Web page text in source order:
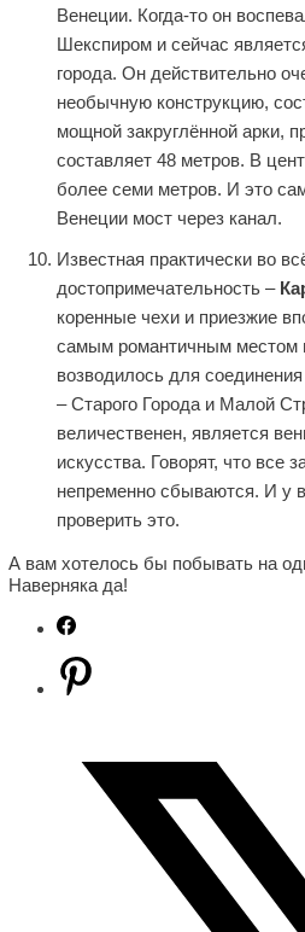
Венеции. Когда-то он
Шекспиром и сейчас
города. Он действительно
необычную конструкцию,
мощной закруглённой арки,
составляет 48 метров. В
более семи метров. И это
Венеции мост через канал.
Известная практически во
достопримечательность –
коренные чехи и приезжие
самым романтичным местом
возводилось для
– Старого Города и Малой
величественен, является
искусства. Говорят, что все
непременно сбываются. И у
проверить это.
А вам хотелось бы побывать на
Наверняка да!